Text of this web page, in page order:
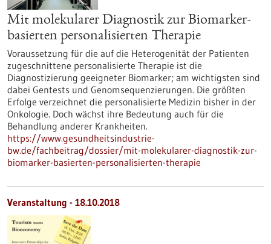
Mit molekularer Diagnostik zur Biomarker-
basierten personalisierten Therapie
Voraussetzung für die auf die Heterogenität der Patienten
zugeschnittene personalisierte Therapie ist die
Diagnostizierung geeigneter Biomarker; am wichtigsten sind
dabei Gentests und Genomsequenzierungen. Die größten
Erfolge verzeichnet die personalisierte Medizin bisher in der
Onkologie. Doch wächst ihre Bedeutung auch für die
Behandlung anderer Krankheiten.
https://www.gesundheitsindustrie-
bw.de/fachbeitrag/dossier/mit-molekularer-diagnostik-zur-
biomarker-basierten-personalisierten-therapie
Veranstaltung - 18.10.2018